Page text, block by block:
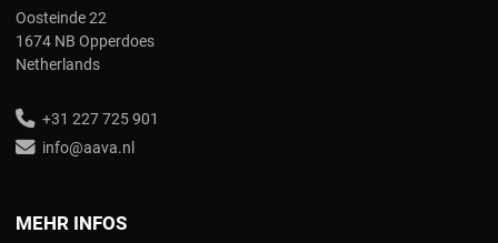
Oosteinde 22
1674 NB Opperdoes
Netherlands
+31 227 725 901
info@aava.nl
MEHR INFOS